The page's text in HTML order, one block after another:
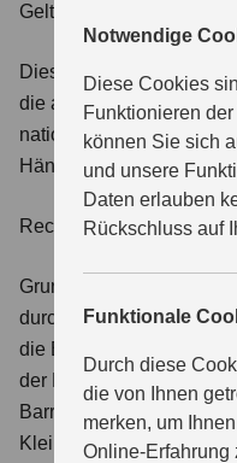
Notwendige
Diese Cookies
Funktionieren
können Sie sich
und unsere
Daten erlauben
Rückschluss auf
Funktionale
Durch diese
die von Ihnen
merken, um
Online-Erfahrung
Geltungsbereich
Diese Erklärung gilt für
die auf Basis des Suzuki
nationale Suzuki-Inhalte
Händlers beinhaltet.
Rechtsgrundlage
Grundlage ist die
durch das
die
der Händler nicht zur
Barrierefreiheit
Kleinstunternehmen